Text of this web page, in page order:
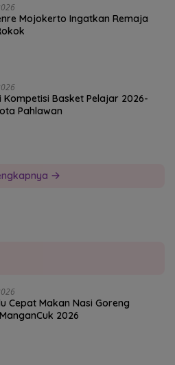
Mojokerto Ingatkan Remaja
Kompetisi Basket Pelajar 2026-
Pahlawan
Cepat Makan Nasi Goreng
2026